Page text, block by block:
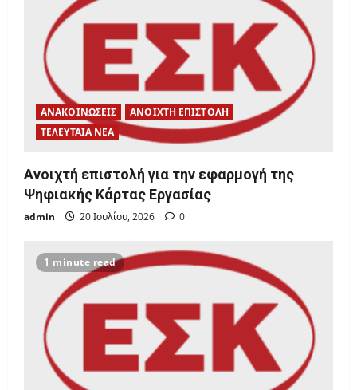
o
n
ΑΝΑΚΟΙΝΩΣΕΙΣ
ΑΝΟΙΧΤΗ ΕΠΙΣΤΟΛΗ
ΤΕΛΕΥΤΑΙΑ ΝΕΑ
Ανοιχτή επιστολή για την εφαρμογή της
Ψηφιακής Κάρτας Εργασίας
admin 20 Ιουλίου, 2026 0
1 minute read